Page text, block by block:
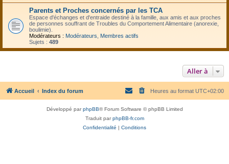
Parents et Proches concernés par les TCA
Espace d'échanges et d'entraide destiné à la famille, aux amis et aux proches
de personnes souffrant de Troubles du Comportement Alimentaire (anorexie,
boulimie).
Modérateurs : Modérateurs
Membres actifs
Sujets : 489
Aller à
Accueil Index du forum Heures au format UTC+02:00
Développé parphpBB® Forum Software © phpBB Limited
Traduit parphpBB-fr.com
Confidentialité | Conditions